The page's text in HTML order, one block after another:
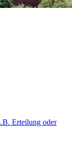
Erteilung oder